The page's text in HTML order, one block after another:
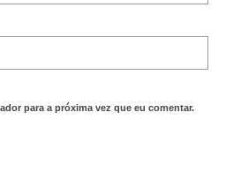
para a próxima vez que eu comentar.